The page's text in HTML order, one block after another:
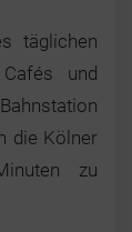
täglichen
und
die Kölner
zu